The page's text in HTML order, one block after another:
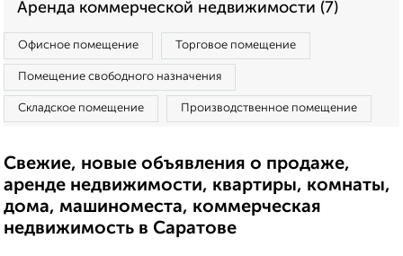
Аренда коммерческой недвижимости (7)
Офисное помещение Торговое помещение
Помещение свободного назначения
Складское помещение Производственное помещение
Свежие, новые объявления о продаже,
аренде недвижимости, квартиры, комнаты,
дома, машиноместа, коммерческая
недвижимость в Саратове